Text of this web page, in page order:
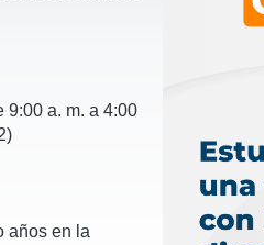
9:00 a. m. a 4:00
años en la